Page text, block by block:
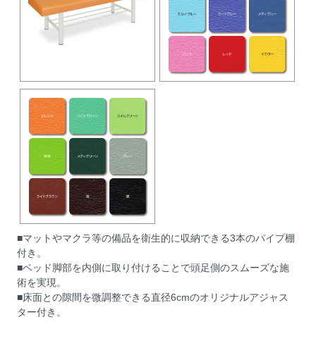
■マットやマクラ等の備品を衛生的に収納できる3本のパイプ棚
付き。
■ベッド脚部を内側に取り付けることで頭足側のスムーズな施
術を実現。
■床面との隙間を微調整できる直径6cmのオリジナルアジャス
ター付き。